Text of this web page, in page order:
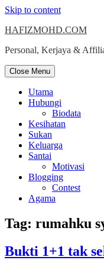
Skip to content
HAFIZMOHD.COM
Personal, Kerjaya &
Close Menu
Utama
Hubungi
Biodata
Kesihatan
Sukan
Keluarga
Santai
Motivasi
Blogging
Contest
Agama
Tag: rumahku
Bukti 1+1 tak